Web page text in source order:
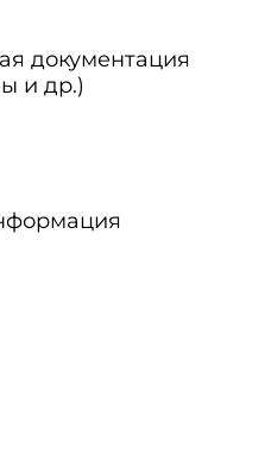
документация
и др.)